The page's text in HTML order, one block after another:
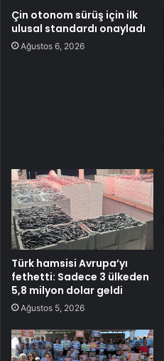
Çin otonom sürüş için ilk
ulusal standardı onayladı
Ağustos 6, 2026
Türk hamsisi Avrupa’yı
fethetti: Sadece 3 ülkeden
5,8 milyon dolar geldi
Ağustos 5, 2026